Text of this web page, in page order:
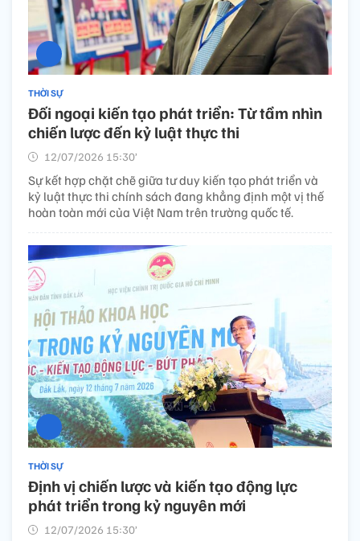
THỜI SỰ
Đối ngoại kiến tạo phát triển: Từ tầm nhìn
chiến lược đến kỷ luật thực thi
12/07/2026 15:30’
Sự kết hợp chặt chẽ giữa tư duy kiến tạo phát triển và
kỷ luật thực thi chính sách đang khẳng định một vị thế
hoàn toàn mới của Việt Nam trên trường quốc tế.
THỜI SỰ
Định vị chiến lược và kiến tạo động lực
phát triển trong kỷ nguyên mới
12/07/2026 15:30’